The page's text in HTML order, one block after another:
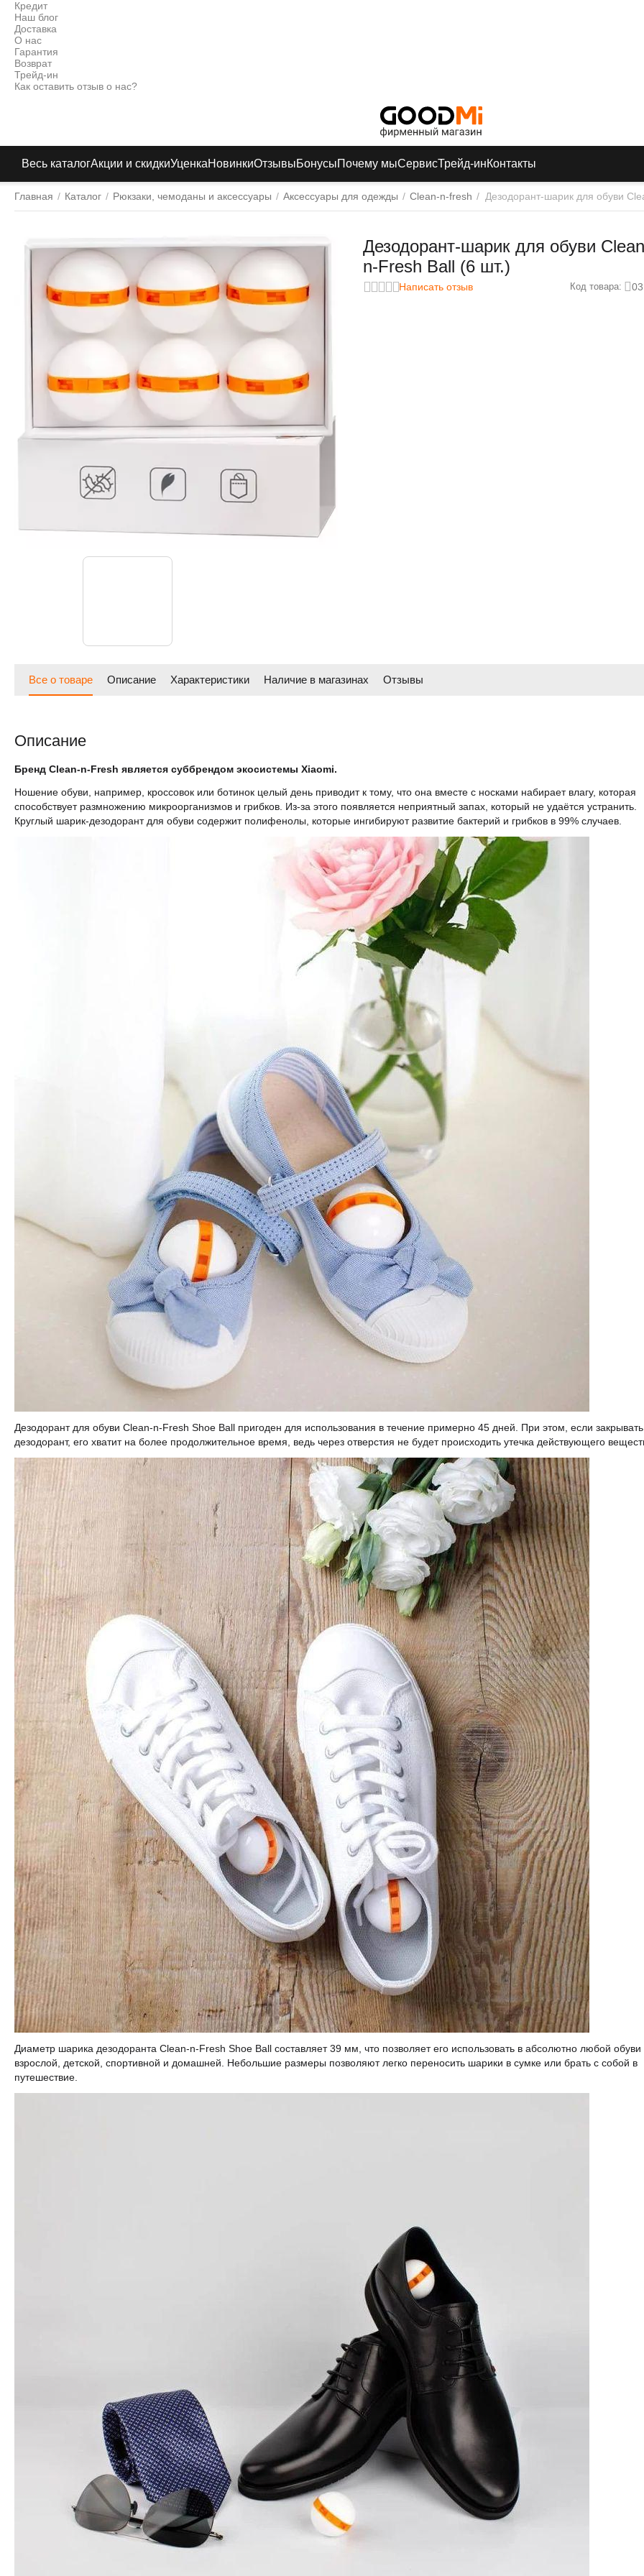
Кредит
Наш блог
Доставка
О нас
Гарантия
Возврат
Трейд-ин
Как оставить отзыв о нас?
Весь каталогАкции и скидкиУценкаНовинкиОтзывыБонусыПочему мыСервисТрейд-инКонтакты
Главная / Каталог / Рюкзаки, чемоданы и аксессуары / Аксессуары для одежды / Clean-n-fresh / Дезодорант-шарик для обуви
Дезодорант-шарик для обуви
n-Fresh Ball (6 шт.)
Написать отзыв Код товара:
Все о товаре Описание Характеристики Наличие в магазинах Отзывы
Описание
Бренд Clean-n-Fresh является суббрендом экосистемы Xiaomi.
Ношение обуви, например, кроссовок или ботинок целый день приводит к тому, что она вместе с носками набирает влагу, которая
способствует размножению микроорганизмов и грибков. Из-за этого появляется неприятный запах, который не удаётся устранить.
Круглый шарик-дезодорант для обуви содержит полифенолы, которые ингибируют развитие бактерий и грибков в 99% случаев.
Дезодорант для обуви Clean-n-Fresh Shoe Ball пригоден для использования в течение примерно 45 дней. При этом, если закрывать
дезодорант, его хватит на более продолжительное время, ведь через отверстия не будет происходить утечка действующего
Диаметр шарика дезодоранта Clean-n-Fresh Shoe Ball составляет 39 мм, что позволяет его использовать в абсолютно любой обуви
взрослой, детской, спортивной и домашней. Небольшие размеры позволяют легко переносить шарики в сумке или брать с собой в
путешествие.